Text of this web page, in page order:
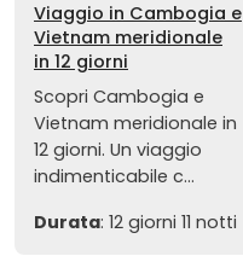
Viaggio in Cambogia e
Vietnam meridionale
in 12 giorni
Scopri Cambogia e
Vietnam meridionale in
12 giorni. Un viaggio
indimenticabile c...
Durata: 12 giorni 11 notti